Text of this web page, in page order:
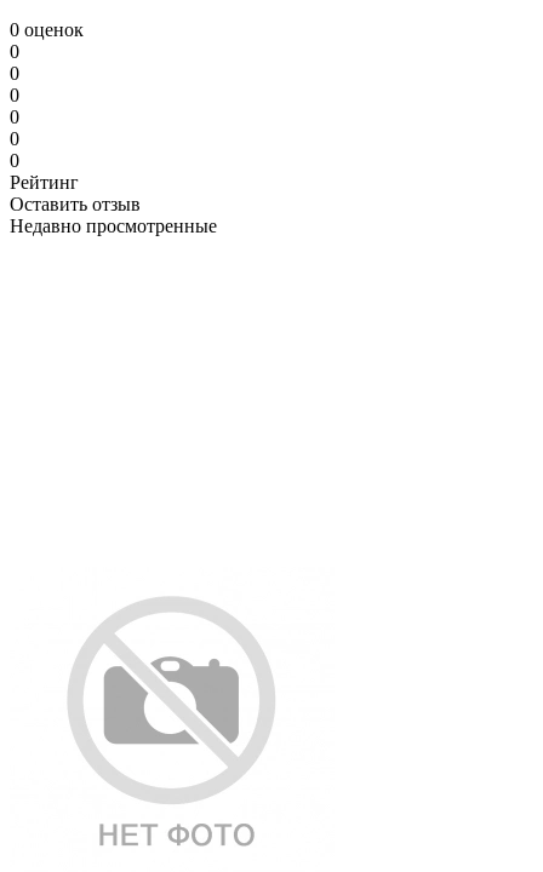
0 оценок
0
0
0
0
0
0
Рейтинг
Оставить отзыв
Недавно просмотренные